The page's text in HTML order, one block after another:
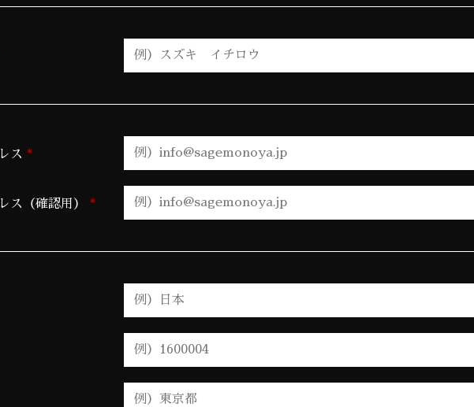
ス *
ス（確認用） *